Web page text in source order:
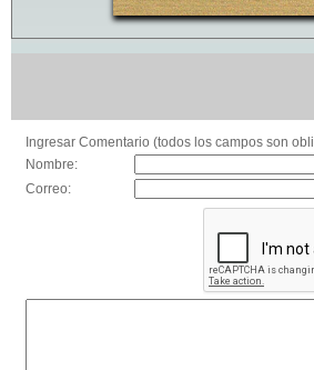
Ingresar Comentario (todos los campos son
Nombre:
Correo: